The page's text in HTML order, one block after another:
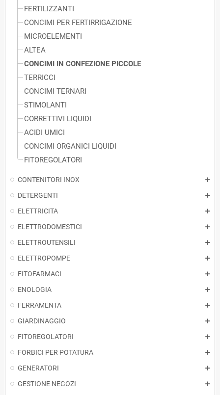
FERTILIZZANTI
CONCIMI PER FERTIRRIGAZIONE
MICROELEMENTI
ALTEA
CONCIMI IN CONFEZIONE PICCOLE
TERRICCI
CONCIMI TERNARI
STIMOLANTI
CORRETTIVI LIQUIDI
ACIDI UMICI
CONCIMI ORGANICI LIQUIDI
FITOREGOLATORI
CONTENITORI INOX
DETERGENTI
ELETTRICITA
ELETTRODOMESTICI
ELETTROUTENSILI
ELETTROPOMPE
FITOFARMACI
ENOLOGIA
FERRAMENTA
GIARDINAGGIO
FITOREGOLATORI
FORBICI PER POTATURA
GENERATORI
GESTIONE NEGOZI